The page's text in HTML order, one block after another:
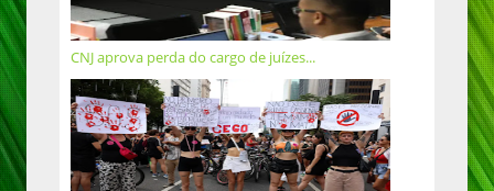
CNJ aprova perda do cargo de juízes...